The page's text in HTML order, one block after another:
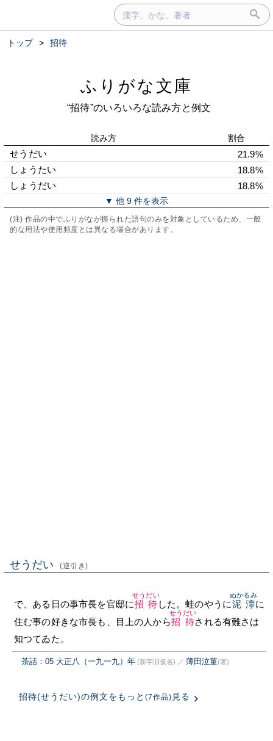
トップ > 招待
ふりがな文庫
“招待”のいろいろな読み方と例文
読み方 割合
せうだい
21.9%
しょうたい
18.8%
しょうだい
18.8%
▼ 他 9 件を表示
(注) 作品の中でふりがなが振られた語句のみを対象としているため、一般
的な用法や使用頻度とは異なる場合があります。
せうだい (逆引き)
で、ある日の事市長を官邸に招待
せうだい
した。蛙のやうに泥濘
ぬかるみ
に
住む事の好きな市長も、目上の人から招待
せうだい
される有難さは
知つてゐた。
茶話：05 大正八（一九一九）年 (新字旧仮名) ／ 薄田泣菫(著)
招待(せうだい)の例文をもっと (7作品) 見る